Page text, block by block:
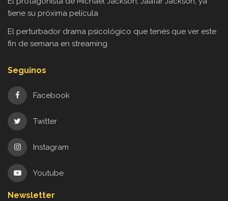
tiene su próxima película
El perturbador drama psicológico que tenés que ver este
fin de semana en streaming
Seguinos
Facebook
Twitter
Instagram
Youtube
Newsletter